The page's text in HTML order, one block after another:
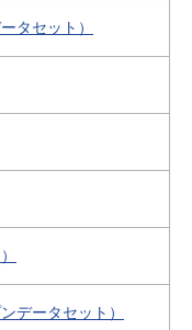
タセット）
データセット）